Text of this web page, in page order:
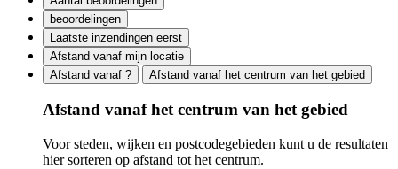
beoordelingen
Laatste inzendingen eerst
Afstand vanaf mijn locatie
Afstand vanaf ?
Afstand vanaf het centrum van het gebied
Afstand vanaf het centrum van het gebied
Voor steden, wijken en postcodegebieden kunt u de resultaten
hier sorteren op afstand tot het centrum.